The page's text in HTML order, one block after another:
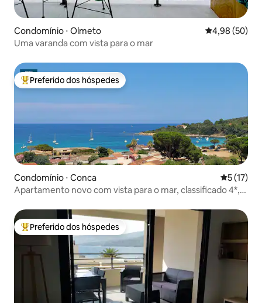
Condomínio ⋅ Olmeto 4,98 de uma
4,98 (50)
Uma varanda com vista para o mar
Entre os melhores preferidos dos hóspedes
Preferido dos hóspedes
Condomínio ⋅ Conca 5 de uma
5 (17)
Apartamento novo com vista para o mar, classificado 4*,
Entre os melhores preferidos dos hóspedes
Preferido dos hóspedes